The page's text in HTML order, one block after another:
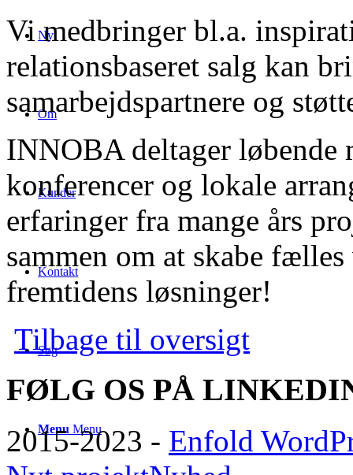
Nyt
Om
Kunder
Kontakt
Søg
Menu Menu
Vi medbringer bl.a.
relationsbaseret salg kan
samarbejdspartnere og
INNOBA deltager løbende
konferencer og lokale
erfaringer fra mange års
sammen om at skabe
fremtidens løsninger!
Tilbage til oversigt
FØLG OS PÅ
2015-2023 - Enfold